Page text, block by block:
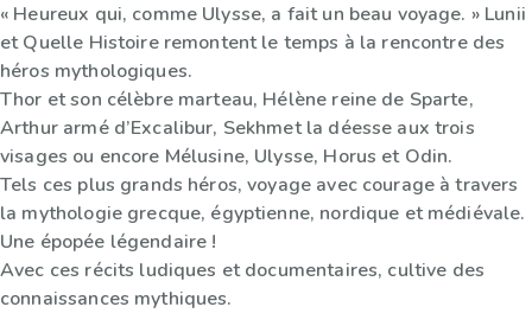
« Heureux qui, comme Ulysse, a fait un beau voyage. » Lunii
et Quelle Histoire remontent le temps à la rencontre des
héros mythologiques.
Thor et son célèbre marteau, Hélène reine de Sparte,
Arthur armé d’Excalibur, Sekhmet la déesse aux trois
visages ou encore Mélusine, Ulysse, Horus et Odin.
Tels ces plus grands héros, voyage avec courage à travers
la mythologie grecque, égyptienne, nordique et médiévale.
Une épopée légendaire !
Avec ces récits ludiques et documentaires, cultive des
connaissances mythiques.